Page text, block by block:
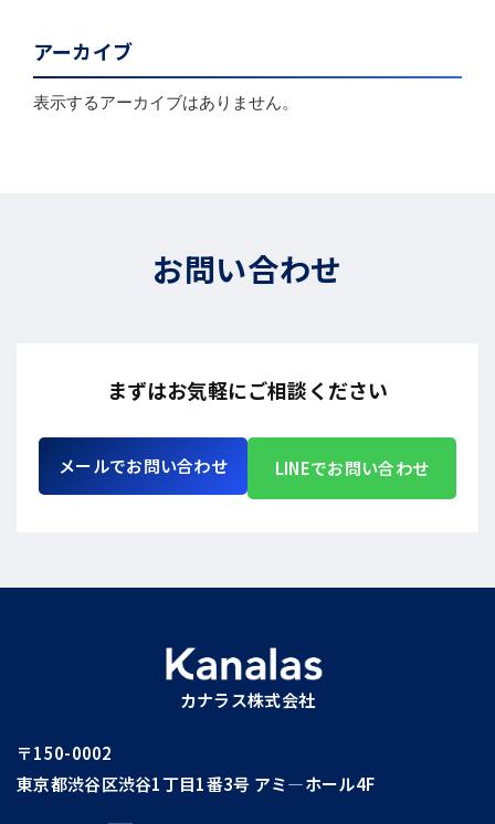
アーカイブ
表示するアーカイブはありません。
お問い合わせ
まずはお気軽にご相談ください
メールでお問い合わせ LINEでお問い合わせ
カナラス株式会社
〒150-0002
東京都渋谷区渋谷1丁目1番3号 アミ―ホール4F